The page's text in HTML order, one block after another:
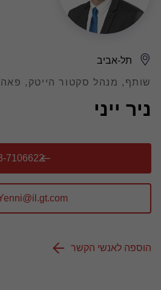
ניר ייני
תל-אביב
שותף, מנהל סקטור הייטק,
7106622
הוספה לאנשי הקשר